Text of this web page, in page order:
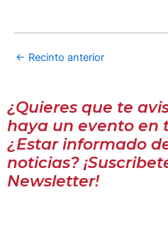
← Recinto anterior
¿Quieres que te
haya un evento en
¿Estar informado
noticias?
Newsletter!